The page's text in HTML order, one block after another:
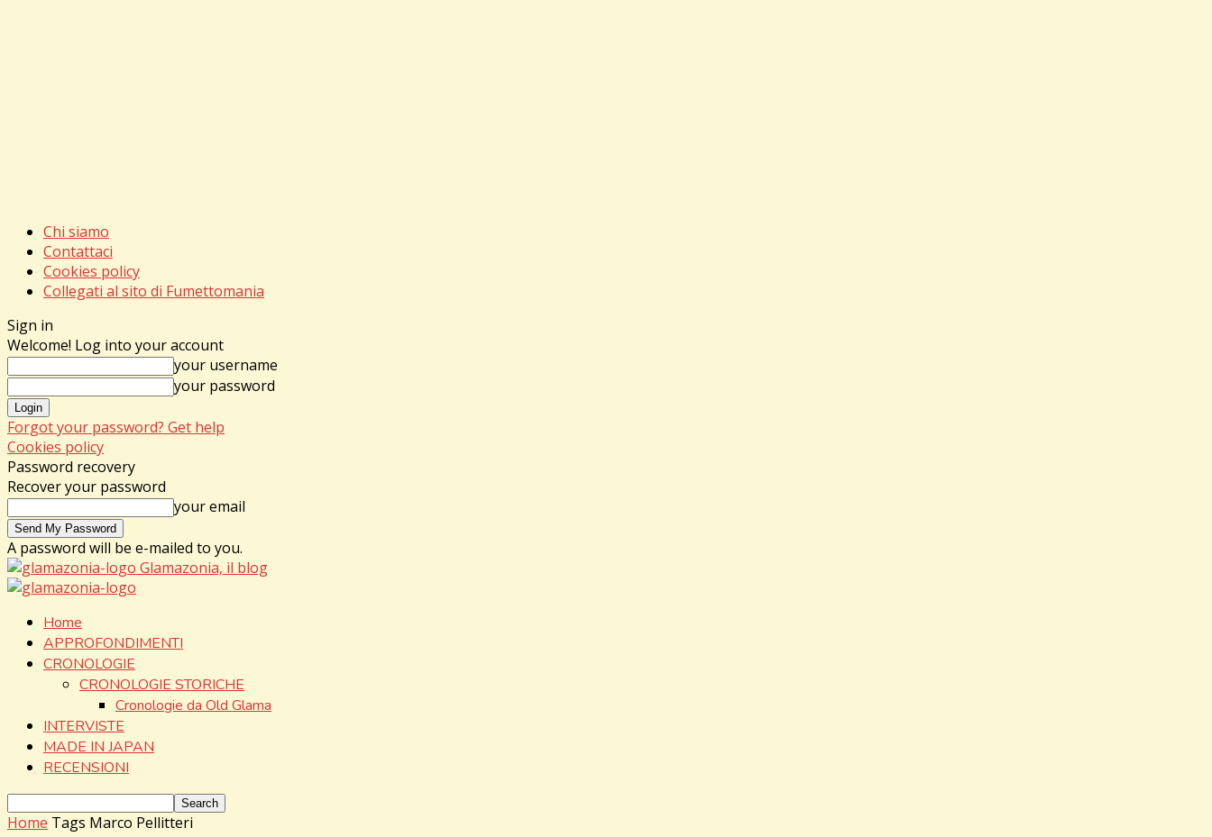
Chi siamo
Contattaci
Cookies policy
Collegati al sito di Fumettomania
Sign in
Welcome! Log into your account
your username
your password
Forgot your password? Get help
Cookies policy
Password recovery
Recover your password
your email
A password will be e-mailed to you.
Glamazonia, il blog
Home
APPROFONDIMENTI
CRONOLOGIE
CRONOLOGIE STORICHE
Cronologie da Old Glama
INTERVISTE
MADE IN JAPAN
RECENSIONI
Home Tags Marco Pellitteri